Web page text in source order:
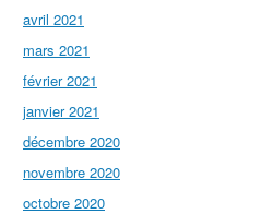
avril 2021
mars 2021
février 2021
janvier 2021
décembre 2020
novembre 2020
octobre 2020